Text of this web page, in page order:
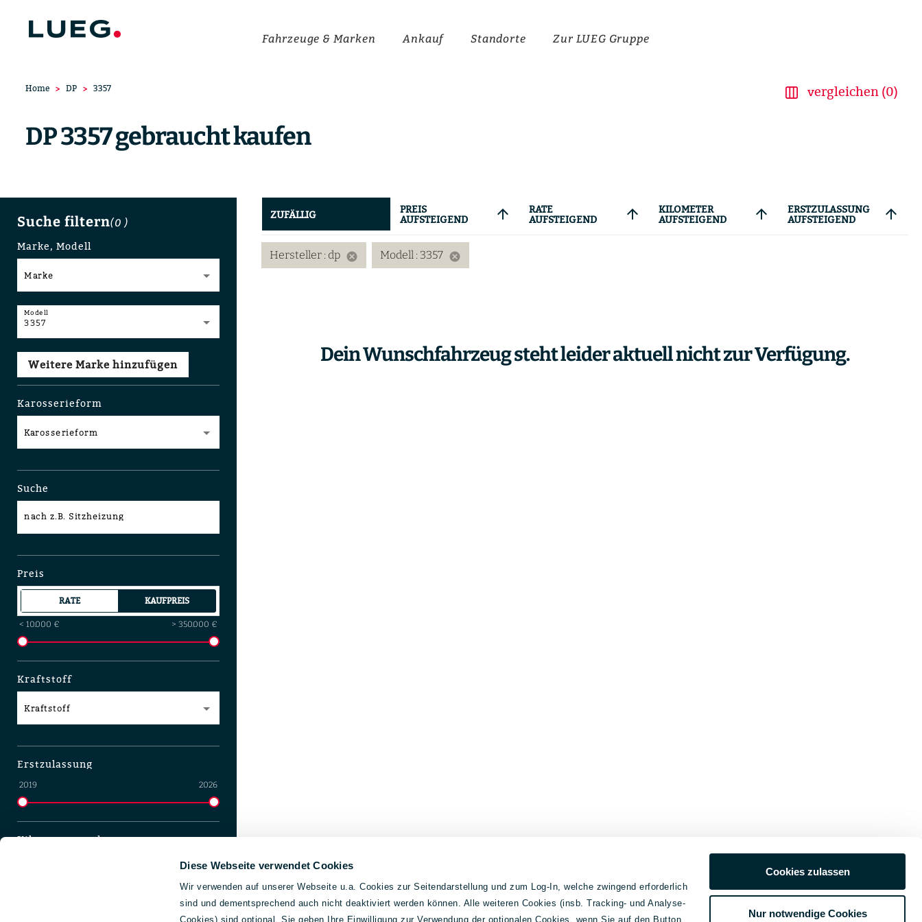
Diese Webseite verwendet Cookies
Wir verwenden auf unserer Webseite u.a. Cookies zur Seitendarstellung und zum Log-In, welche zwingend erforderlich
sind und dementsprechend auch nicht deaktiviert werden können. Alle weiteren Cookies (insb. Tracking- und Analyse-
Cookies) sind optional. Sie geben Ihre Einwilligung zur Verwendung der optionalen Cookies, wenn Sie auf den Button
Cookies zulassen
Nur notwendige Cookies
Fahrzeuge & Marken Ankauf Standorte Zur LUEG Gruppe
Home DP 3357 vergleichen (0)
DP 3357 gebraucht kaufen
Suche filtern(0 )
Marke, Modell
Marke
3357
Modell
Weitere Marke hinzufügen
Karosserieform
Karosserieform
Suche
nach z.B. Sitzheizung
Preis
RATE KAUFPREIS
< 10.000 € > 350.000 €
Kraftstoff
Kraftstoff
Erstzulassung
2019 2026
Kilometerstand
140.000 km
ZUFÄLLIG PREIS
AUFSTEIGEND arrow_upward RATE
AUFSTEIGEND arrow_upward KILOMETER
AUFSTEIGEND arrow_upward ERSTZULASSUNG
AUFSTEIGEND arrow_upward
Hersteller : dp cancel Modell : 3357 cancel
Dein Wunschfahrzeug steht leider aktuell nicht zur Verfügung.